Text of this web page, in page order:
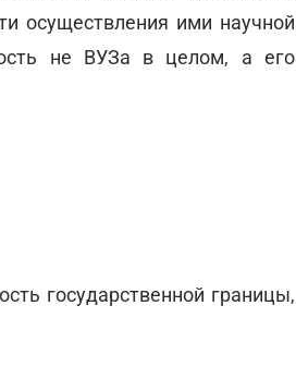
осуществления ими научной
не ВУЗа в целом, а его
государственной границы,